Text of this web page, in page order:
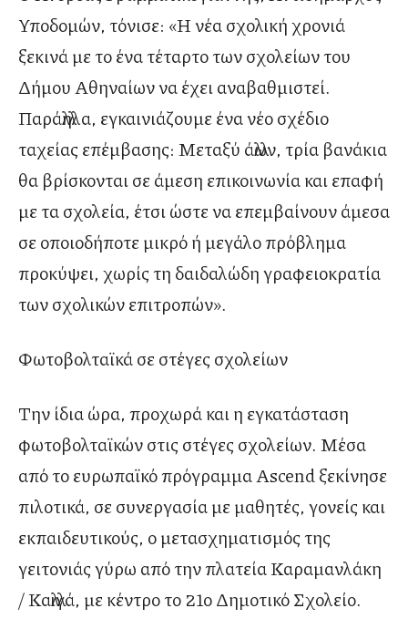
Υποδομών, τόνισε: «Η νέα σχολική χρονιά
ξεκινά με το ένα τέταρτο των σχολείων του
Δήμου Αθηναίων να έχει αναβαθμιστεί.
Παράλληλα, εγκαινιάζουμε ένα νέο σχέδιο
ταχείας επέμβασης: Μεταξύ άλλων, τρία βανάκια
θα βρίσκονται σε άμεση επικοινωνία και επαφή
με τα σχολεία, έτσι ώστε να επεμβαίνουν άμεσα
σε οποιοδήποτε μικρό ή μεγάλο πρόβλημα
προκύψει, χωρίς τη δαιδαλώδη γραφειοκρατία
των σχολικών επιτροπών».
Φωτοβολταϊκά σε στέγες σχολείων
Την ίδια ώρα, προχωρά και η εγκατάσταση
φωτοβολταϊκών στις στέγες σχολείων. Μέσα
από το ευρωπαϊκό πρόγραμμα Ascend ξεκίνησε
πιλοτικά, σε συνεργασία με μαθητές, γονείς και
εκπαιδευτικούς, ο μετασχηματισμός της
γειτονιάς γύρω από την πλατεία Καραμανλάκη
/ Καλλιγά, με κέντρο το 21ο Δημοτικό Σχολείο.